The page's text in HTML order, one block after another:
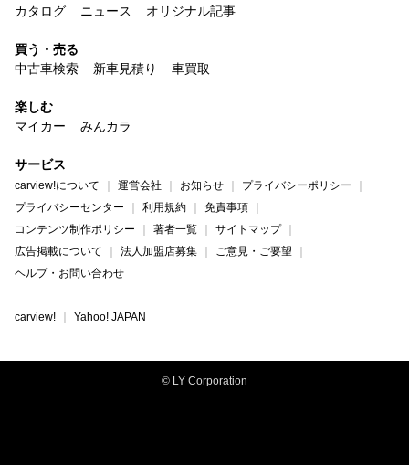
カタログ
ニュース オリジナル記事
買う・売る
中古車検索
新車見積り 車買取
楽しむ
マイカー
みんカラ
サービス
carview!について 運営会社 お知らせ
プライバシーポリシー
プライバシーセンター
利用規約
免責事項
コンテンツ制作ポリシー
著者一覧
サイトマップ
広告掲載について
法人加盟店募集
ご意見・ご要望
ヘルプ・お問い合わせ
carview! Yahoo! JAPAN
© LY Corporation